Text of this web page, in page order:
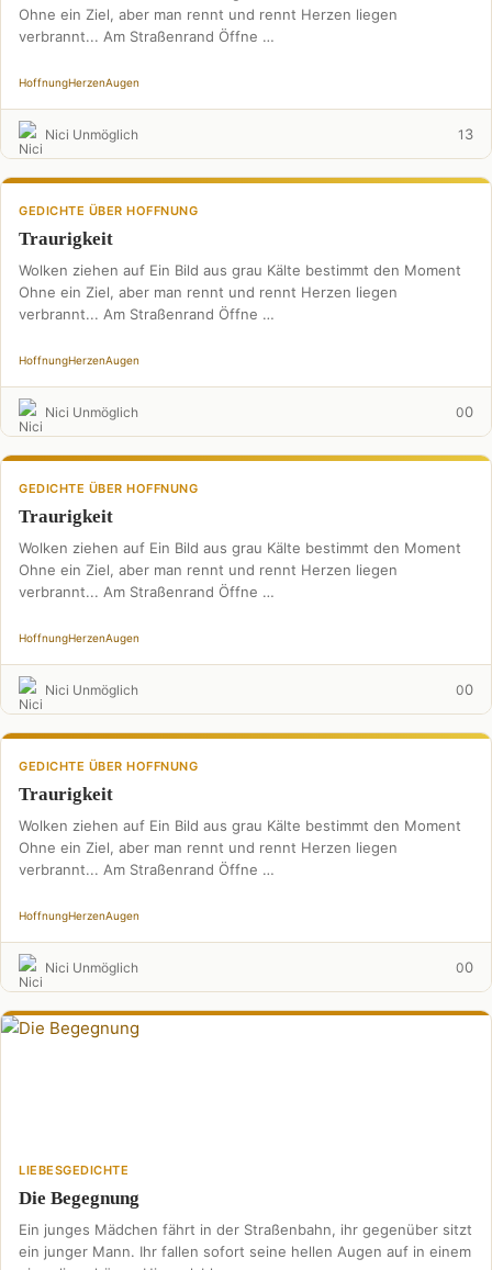
Ohne ein Ziel, aber man rennt und rennt Herzen liegen
verbrannt... Am Straßenrand Öffne …
HoffnungHerzenAugen
Nici Unmöglich 1 3
GEDICHTE ÜBER HOFFNUNG
Traurigkeit
Wolken ziehen auf Ein Bild aus grau Kälte bestimmt den Moment
Ohne ein Ziel, aber man rennt und rennt Herzen liegen
verbrannt... Am Straßenrand Öffne …
HoffnungHerzenAugen
Nici Unmöglich 00
GEDICHTE ÜBER HOFFNUNG
Traurigkeit
Wolken ziehen auf Ein Bild aus grau Kälte bestimmt den Moment
Ohne ein Ziel, aber man rennt und rennt Herzen liegen
verbrannt... Am Straßenrand Öffne …
HoffnungHerzenAugen
Nici Unmöglich 00
GEDICHTE ÜBER HOFFNUNG
Traurigkeit
Wolken ziehen auf Ein Bild aus grau Kälte bestimmt den Moment
Ohne ein Ziel, aber man rennt und rennt Herzen liegen
verbrannt... Am Straßenrand Öffne …
HoffnungHerzenAugen
Nici Unmöglich 00
LIEBESGEDICHTE
Die Begegnung
Ein junges Mädchen fährt in der Straßenbahn, ihr gegenüber sitzt
ein junger Mann. Ihr fallen sofort seine hellen Augen auf in einem